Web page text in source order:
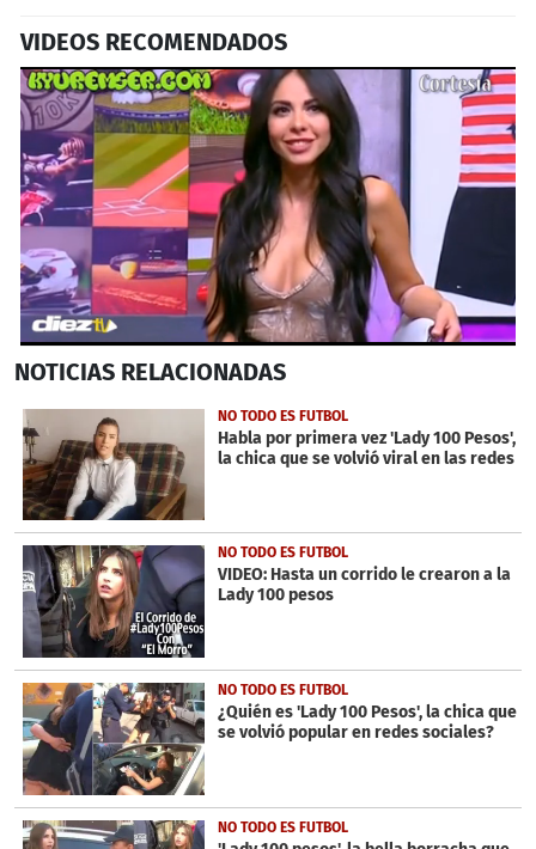
VIDEOS RECOMENDADOS
seconds
1
minute,
47
seconds
NOTICIAS RELACIONADAS
NO TODO ES FUTBOL
Habla por primera vez 'Lady 100 Pesos',
la chica que se volvió viral en las redes
NO TODO ES FUTBOL
VIDEO: Hasta un corrido le crearon a la
Lady 100 pesos
NO TODO ES FUTBOL
¿Quién es 'Lady 100 Pesos', la chica que
se volvió popular en redes sociales?
NO TODO ES FUTBOL